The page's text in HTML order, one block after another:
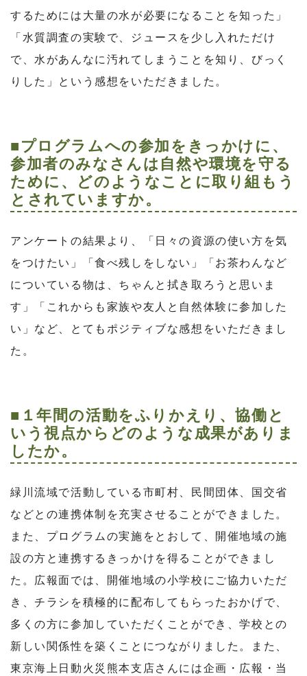
するためには大量の水が必要になることを知った」
「水質調査の実験で、ジュースを少し入れただけ
で、水があんなに汚れてしまうことを知り、びっく
りした」という感想をいただきました。
■プログラムへの参加をきっかけに、
参加者のみなさんは自然や環境を守る
ために、どのようなことに取り組もう
とされていますか。
アンケートの結果より、「日々の資源の使い方を気
をつけたい」「食べ残しをしない」「お茶わんなど
についている物は、ちゃんと拭き取ろうと思いま
す」「これからも家族や友人と自然体験に参加した
い」など、とてもポジティブな感想をいただきまし
た。
■１年間の活動をふりかえり、協働と
いう視点からどのような成果がありま
したか。
緑川流域で活動している市町村、民間団体、国交省
などとの連携体制を充実させることができました。
また、プログラムの実施をとおして、開催地域の施
設の方と連携するきっかけを得ることができまし
た。広報面では、開催地域の小学校にご協力いただ
き、チラシを積極的に配布してもらったおかげで、
多くの方に参加していただくことができ、学校との
新しい関係性を築くことにつながりました。また、
東京海上日動火災熊本支店さんには企画・広報・当